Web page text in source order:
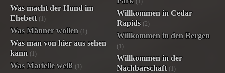
Was macht der Hund im
Ehebett (1)
Was Männer wollen (1)
Was man von hier aus sehen
kann (1)
Was Marielle weiß (1)
(1)
Willkommen in Cedar
Rapids (2)
Willkommen in den Bergen
(1)
Willkommen in der
Nachbarschaft (1)